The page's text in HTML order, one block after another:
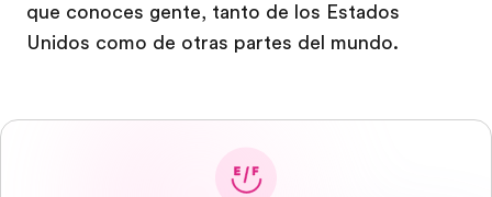
que conoces gente, tanto de los Estados
Unidos como de otras partes del mundo.